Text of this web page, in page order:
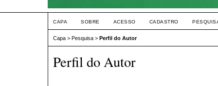
CAPA SOBRE ACESSO CADASTRO
Capa > Pesquisa > Perfil do Autor
Perfil do Autor